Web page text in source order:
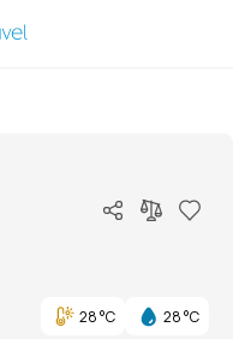
28 °C
28 °C